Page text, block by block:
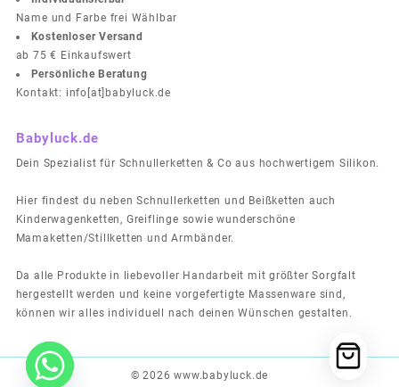
Name und Farbe frei Wählbar
Kostenloser Versand
ab 75 € Einkaufswert
Persönliche Beratung
Kontakt: info[at]babyluck.de
Babyluck.de
Dein Spezialist für Schnullerketten & Co aus hochwertigem Silikon.
Hier findest du neben Schnullerketten und Beißketten auch
Kinderwagenketten, Greiflinge sowie wunderschöne
Mamaketten/Stillketten und Armbänder.
Da alle Produkte in liebevoller Handarbeit mit größter Sorgfalt
hergestellt werden und keine vorgefertigte Massenware sind,
können wir alles individuell nach deinen Wünschen gestalten.
© 2026www.babyluck.de